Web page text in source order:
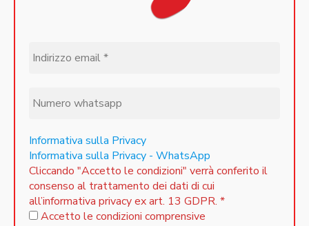
Informativa sulla Privacy
Informativa sulla Privacy - WhatsApp
Cliccando "Accetto le condizioni" verrà conferito il
consenso al trattamento dei dati di cui
all’informativa privacy ex art. 13 GDPR. *
Accetto le condizioni comprensive